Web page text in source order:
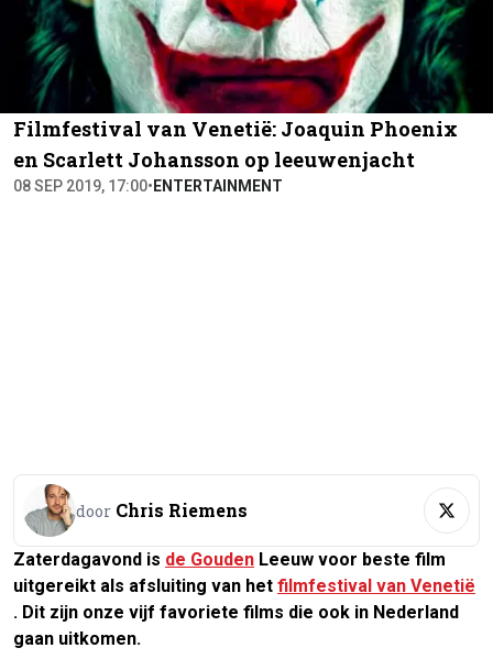
Filmfestival van Venetië: Joaquin Phoenix
en Scarlett Johansson op leeuwenjacht
08 SEP 2019, 17:00•ENTERTAINMENT
door Chris Riemens
Zaterdagavond is de Gouden Leeuw voor beste film
uitgereikt als afsluiting van het filmfestival van Venetië
. Dit zijn onze vijf favoriete films die ook in Nederland
gaan uitkomen.